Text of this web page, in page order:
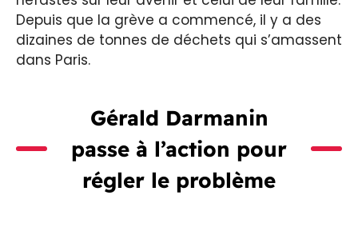
Depuis que la grève a commencé, il y a des
dizaines de tonnes de déchets qui s’amassent
dans Paris.
Gérald Darmanin
passe à l’action pour
régler le problème